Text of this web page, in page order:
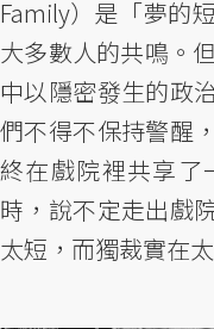
Family）是「夢的
大多數人的共鳴。
中以隱密發生的政
們不得不保持警醒
終在戲院裡共享了
時，說不定走出戲
太短，而獨裁實在